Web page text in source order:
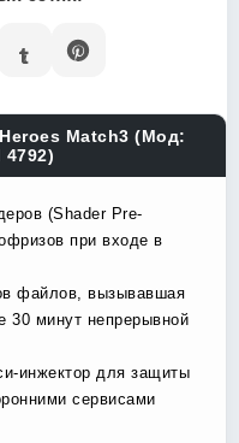
Match3 (Мод:
(Shader Pre-
при входе в
файлов, вызывавшая
30 минут непрерывной
инжектор для защиты
сервисами